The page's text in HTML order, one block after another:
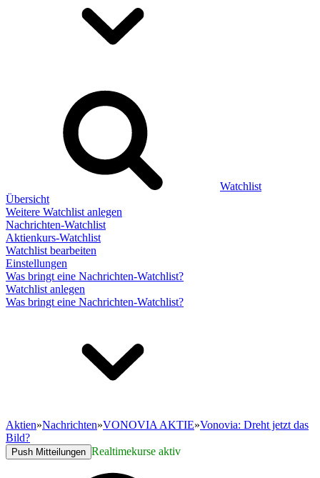
Watchlist
Übersicht
Weitere Watchlist anlegen
Nachrichten-Watchlist
Aktienkurs-Watchlist
Watchlist bearbeiten
Einstellungen
Was bringt eine Nachrichten-Watchlist?
Watchlist anlegen
Was bringt eine Nachrichten-Watchlist?
Aktien»Nachrichten»VONOVIA AKTIE»Vonovia: Dreht jetzt das
Bild?
Push Mitteilungen Realtimekurse aktiv